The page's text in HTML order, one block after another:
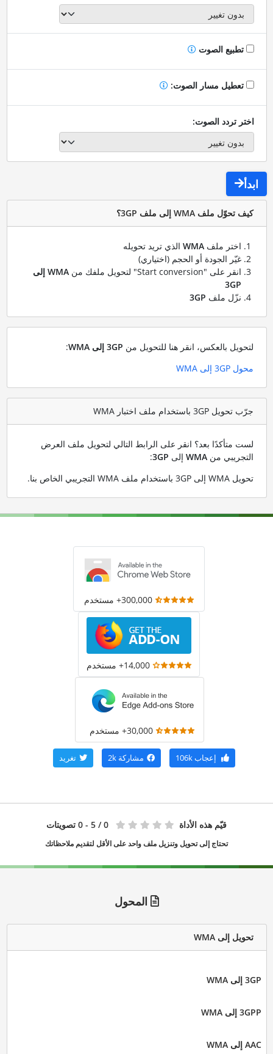
تطبيع الصوت
تعطيل مسار الصوت:
اختر تردد الصوت:
ابدأ
كيف تحوّل ملف WMA إلى ملف 3GP؟
اختر ملف WMAالذي تريد تحويله
غيّر الجودة أو الحجم (اختياري)
انقر على "Start conversion" لتحويل ملفك من
WMA إلى
3GP
نزّل ملف 3GP
لتحويل بالعكس، انقر هنا للتحويل من 3GP إلى WMA
:
محول 3GP إلى WMA
جرّب تحويل 3GP باستخدام ملف اختبار WMA
لست متأكدًا بعد؟ انقر على الرابط التالي لتحويل ملف العرض
التجريبي من WMAإلى 3GP
:
تحويل WMA إلى 3GP باستخدام ملف WMA التجريبي الخاص بنا
.
300,000+ مستخدم
14,000+ مستخدم
30,000+ مستخدم
إعجاب106k مشاركة 2k تغريد
قيّم هذه الأداة 0 / 5 - 0 تصويتات
تحتاج إلى تحويل وتنزيل ملف واحد على الأقل لتقديم ملاحظاتك
المحول
تحويل إلى WMA
3GP إلى WMA
3GPP إلى WMA
AAC إلى WMA